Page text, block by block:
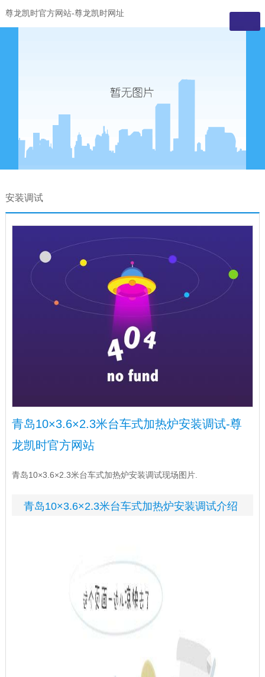
尊龙凯时官方网站-尊龙凯时网址
安装调试
青岛10×3.6×2.3米台车式加热炉安装调试-尊
龙凯时官方网站
青岛10×3.6×2.3米台车式加热炉安装调试现场图片.
青岛10×3.6×2.3米台车式加热炉安装调试介绍